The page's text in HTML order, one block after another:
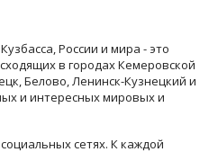
России и мира - это
в городах Кемеровской
Белово, Ленинск-Кузнецкий и
и интересных мировых и
сетях. К каждой